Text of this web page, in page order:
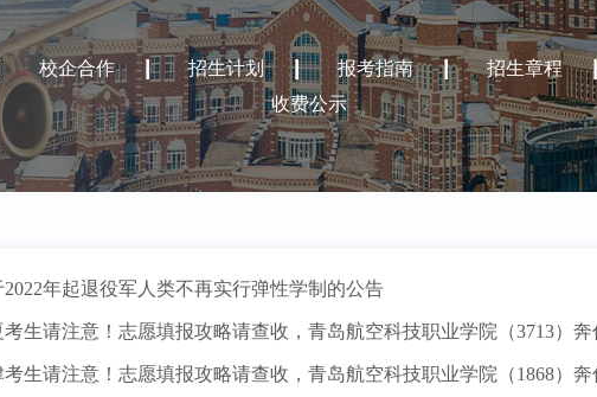
校企合作 招生计划 报考指南 招生章程
收费公示
2022年起退役军人类不再实行弹性学制的公告
考生请注意！志愿填报攻略请查收，青岛航空科技职业学院（3713）
考生请注意！志愿填报攻略请查收，青岛航空科技职业学院（1868）